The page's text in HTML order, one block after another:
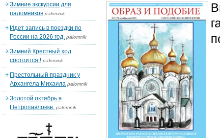
Зимние экскурсии для
паломников palomnik
Идет запись в поездки по
России на 2026 год. palomnik
Зимний Крестный ход
состоится ! palomnik
Престольный праздник у
Архангела Михаила palomnik
Золотой октябрь в
Петропавловке. palomnik